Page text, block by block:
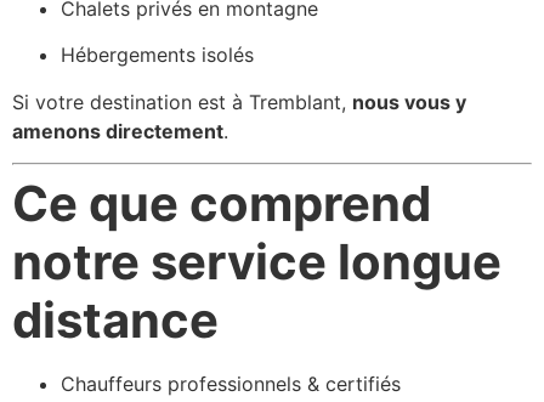
Chalets privés en montagne
Hébergements isolés
Si votre destination est à Tremblant, nous vous y
amenons directement.
Ce que comprend
notre service longue
distance
Chauffeurs professionnels & certifiés